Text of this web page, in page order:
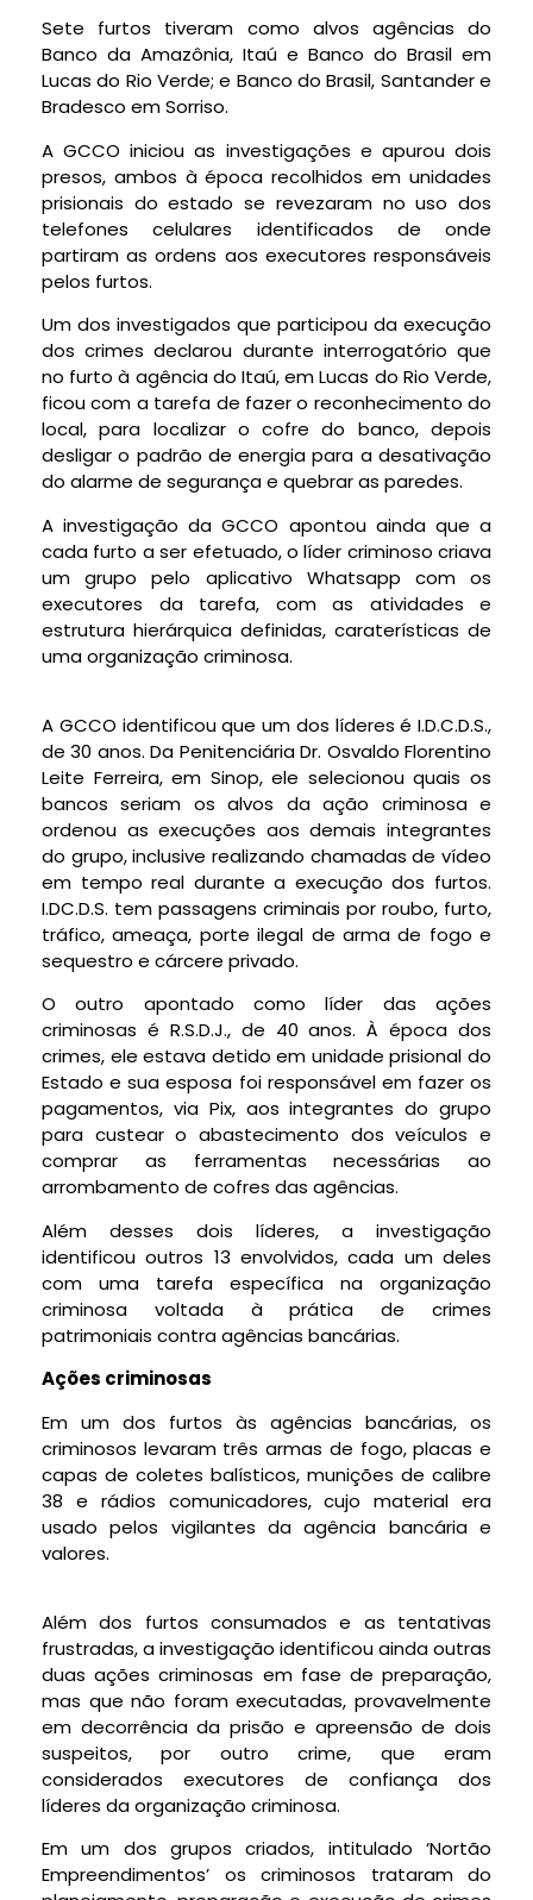
Sete furtos tiveram como alvos agências do
Banco da Amazônia, Itaú e Banco do Brasil em
Lucas do Rio Verde; e Banco do Brasil, Santander e
Bradesco em Sorriso.
A GCCO iniciou as investigações e apurou dois
presos, ambos à época recolhidos em unidades
prisionais do estado se revezaram no uso dos
telefones celulares identificados de onde
partiram as ordens aos executores responsáveis
pelos furtos.
Um dos investigados que participou da execução
dos crimes declarou durante interrogatório que
no furto à agência do Itaú, em Lucas do Rio Verde,
ficou com a tarefa de fazer o reconhecimento do
local, para localizar o cofre do banco, depois
desligar o padrão de energia para a desativação
do alarme de segurança e quebrar as paredes.
A investigação da GCCO apontou ainda que a
cada furto a ser efetuado, o líder criminoso criava
um grupo pelo aplicativo Whatsapp com os
executores da tarefa, com as atividades e
estrutura hierárquica definidas, caraterísticas de
uma organização criminosa.
A GCCO identificou que um dos líderes é I.D.C.D.S.,
de 30 anos. Da Penitenciária Dr. Osvaldo Florentino
Leite Ferreira, em Sinop, ele selecionou quais os
bancos seriam os alvos da ação criminosa e
ordenou as execuções aos demais integrantes
do grupo, inclusive realizando chamadas de vídeo
em tempo real durante a execução dos furtos.
I.DC.D.S. tem passagens criminais por roubo, furto,
tráfico, ameaça, porte ilegal de arma de fogo e
sequestro e cárcere privado.
O outro apontado como líder das ações
criminosas é R.S.D.J., de 40 anos. À época dos
crimes, ele estava detido em unidade prisional do
Estado e sua esposa foi responsável em fazer os
pagamentos, via Pix, aos integrantes do grupo
para custear o abastecimento dos veículos e
comprar as ferramentas necessárias ao
arrombamento de cofres das agências.
Além desses dois líderes, a investigação
identificou outros 13 envolvidos, cada um deles
com uma tarefa específica na organização
criminosa voltada à prática de crimes
patrimoniais contra agências bancárias.
Ações criminosas
Em um dos furtos às agências bancárias, os
criminosos levaram três armas de fogo, placas e
capas de coletes balísticos, munições de calibre
38 e rádios comunicadores, cujo material era
usado pelos vigilantes da agência bancária e
valores.
Além dos furtos consumados e as tentativas
frustradas, a investigação identificou ainda outras
duas ações criminosas em fase de preparação,
mas que não foram executadas, provavelmente
em decorrência da prisão e apreensão de dois
suspeitos, por outro crime, que eram
considerados executores de confiança dos
líderes da organização criminosa.
Em um dos grupos criados, intitulado ‘Nortão
Empreendimentos’ os criminosos trataram do